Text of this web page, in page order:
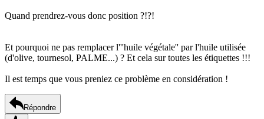
Quand prendrez-vous donc position ?!?!
Et pourquoi ne pas remplacer l'''huile végétale'' par l'huile utilisée
(d'olive, tournesol, PALME...) ? Et cela sur toutes les étiquettes !!!
Il est temps que vous preniez ce problème en considération !
Répondre